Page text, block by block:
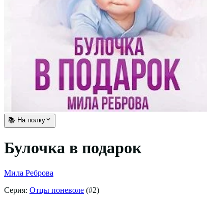
📚 На полку
Булочка в подарок
Мила Реброва
Серия: Отцы поневоле (#2)